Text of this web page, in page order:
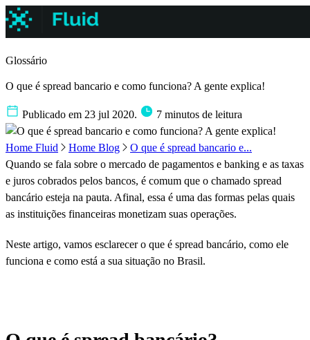
Glossário
O que é spread bancario e como funciona? A gente explica!
Publicado em 23 jul 2020. 7 minutos de leitura
Home Fluid Home Blog
O que é spread bancario e...
Quando se fala sobre o mercado de pagamentos e banking e as taxas
e juros cobrados pelos bancos, é comum que o chamado spread
bancário esteja na pauta. Afinal, essa é uma das formas pelas quais
as instituições financeiras monetizam suas operações.
Neste artigo, vamos esclarecer o que é spread bancário, como ele
funciona e como está a sua situação no Brasil.